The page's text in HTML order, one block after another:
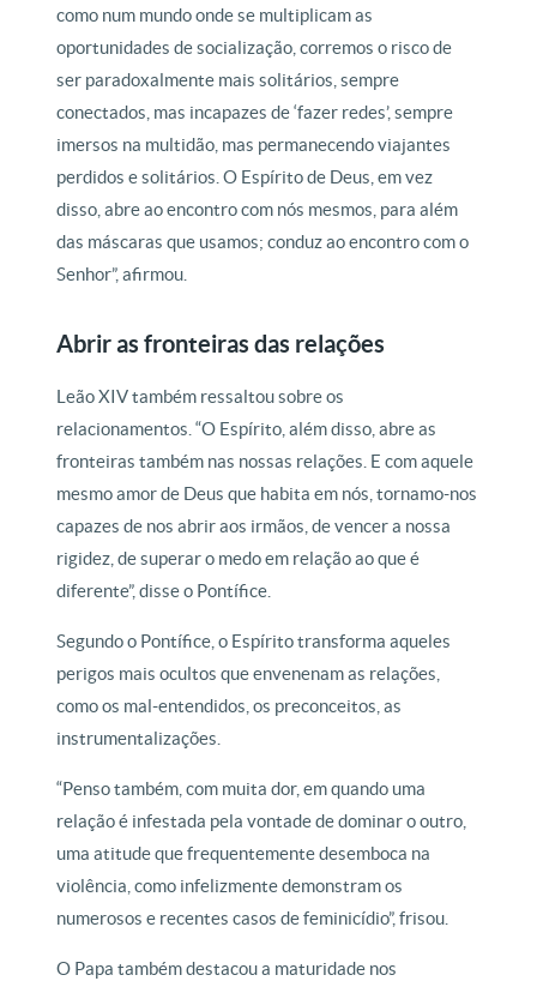
como num mundo onde se multiplicam as
oportunidades de socialização, corremos o risco de
ser paradoxalmente mais solitários, sempre
conectados, mas incapazes de ‘fazer redes’, sempre
imersos na multidão, mas permanecendo viajantes
perdidos e solitários. O Espírito de Deus, em vez
disso, abre ao encontro com nós mesmos, para além
das máscaras que usamos; conduz ao encontro com o
Senhor”, afirmou.
Abrir as fronteiras das relações
Leão XIV também ressaltou sobre os
relacionamentos. “O Espírito, além disso, abre as
fronteiras também nas nossas relações. E com aquele
mesmo amor de Deus que habita em nós, tornamo-nos
capazes de nos abrir aos irmãos, de vencer a nossa
rigidez, de superar o medo em relação ao que é
diferente”, disse o Pontífice.
Segundo o Pontífice, o Espírito transforma aqueles
perigos mais ocultos que envenenam as relações,
como os mal-entendidos, os preconceitos, as
instrumentalizações.
“Penso também, com muita dor, em quando uma
relação é infestada pela vontade de dominar o outro,
uma atitude que frequentemente desemboca na
violência, como infelizmente demonstram os
numerosos e recentes casos de feminicídio”, frisou.
O Papa também destacou a maturidade nos